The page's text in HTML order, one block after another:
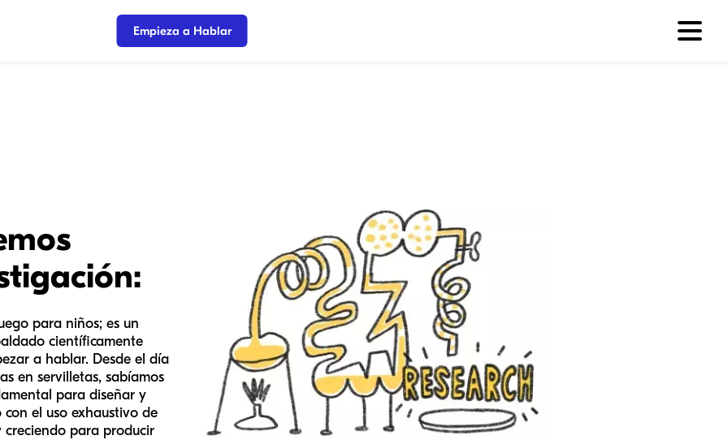
Empieza a Hablar
para niños; es un
científicamente
a hablar. Desde el día
en servilletas, sabíamos
para diseñar y
el uso exhaustivo de
creciendo para producir